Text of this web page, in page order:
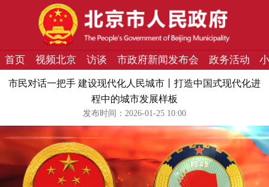
首页 视频北京 访谈 市政府新闻发布会 政务活动
市民对话一把手 建设现代化人民城市丨打造中国式现代化进
程中的城市发展样板
发布时间：2026-01-25 10:00